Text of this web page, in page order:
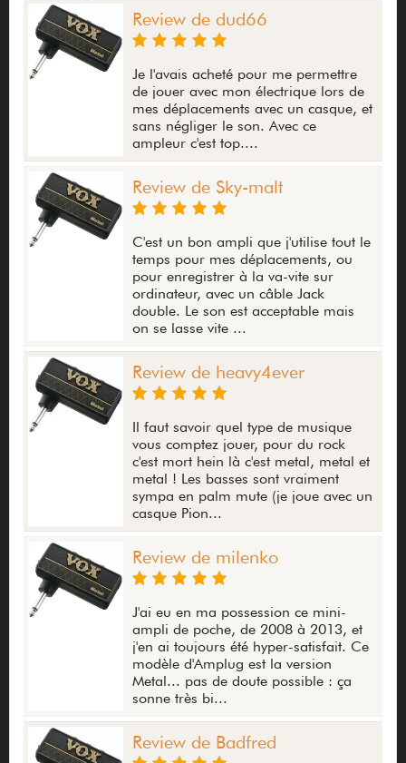
Review de dud66
Je l'avais acheté pour me permettre
de jouer avec mon électrique lors de
mes déplacements avec un casque, et
sans négliger le son. Avec ce
ampleur c'est top....
Review de Sky-malt
C'est un bon ampli que j'utilise tout le
temps pour mes déplacements, ou
pour enregistrer à la va-vite sur
ordinateur, avec un câble Jack
double. Le son est acceptable mais
on se lasse vite ...
Review de heavy4ever
Il faut savoir quel type de musique
vous comptez jouer, pour du rock
c'est mort hein là c'est metal, metal et
metal ! Les basses sont vraiment
sympa en palm mute (je joue avec un
casque Pion...
Review de milenko
J'ai eu en ma possession ce mini-
ampli de poche, de 2008 à 2013, et
j'en ai toujours été hyper-satisfait. Ce
modèle d'Amplug est la version
Metal... pas de doute possible : ça
sonne très bi...
Review de Badfred